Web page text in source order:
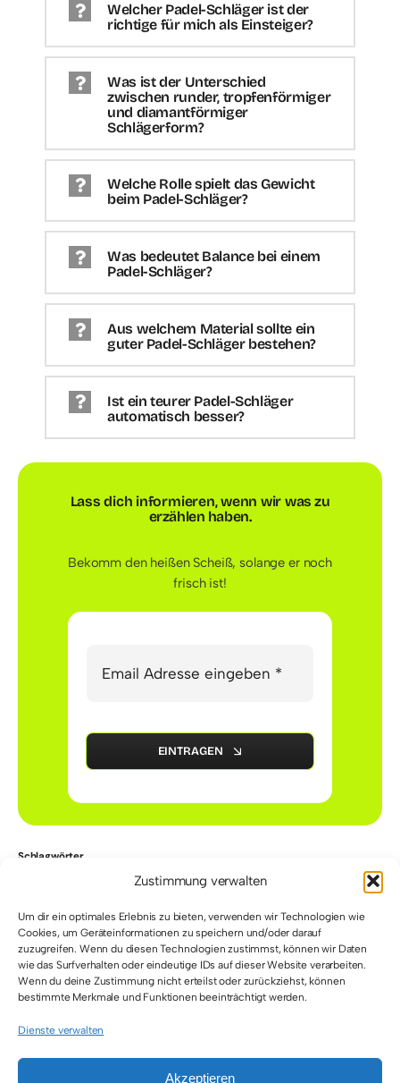
Zustimmung verwalten
Um dir ein optimales Erlebnis zu bieten, verwenden wir Technologien wie
Cookies, um Geräteinformationen zu speichern und/oder darauf
zuzugreifen. Wenn du diesen Technologien zustimmst, können wir Daten
wie das Surfverhalten oder eindeutige IDs auf dieser Website verarbeiten.
Wenn du deine Zustimmung nicht erteilst oder zurückziehst, können
bestimmte Merkmale und Funktionen beeinträchtigt werden.
Dienste verwalten
Akzeptieren
Welcher Padel-Schläger ist der
richtige für mich als Einsteiger?
Was ist der Unterschied
zwischen runder, tropfenförmiger
und diamantförmiger
Schlägerform?
Welche Rolle spielt das Gewicht
beim Padel-Schläger?
Was bedeutet Balance bei einem
Padel-Schläger?
Aus welchem Material sollte ein
guter Padel-Schläger bestehen?
Ist ein teurer Padel-Schläger
automatisch besser?
Lass dich informieren, wenn wir was zu
erzählen haben.
Bekomm den heißen Scheiß, solange er noch
frisch ist!
EINTRAGEN
Schlagwörter
Training Schläger Schuhe Top-Story
Uncategorized Bälle Kleidung